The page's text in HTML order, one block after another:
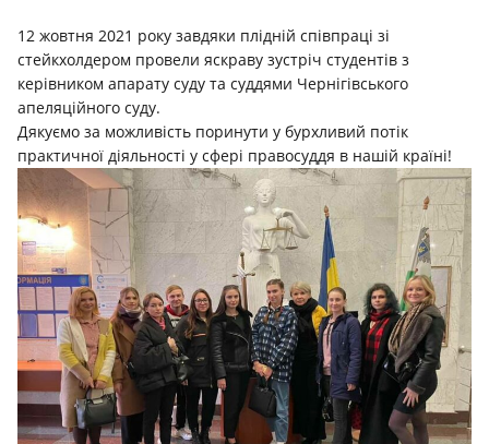
12 жовтня 2021 року завдяки плідній співпраці зі
стейкхолдером провели яскраву зустріч студентів з
керівником апарату суду та суддями Чернігівського
апеляційного суду.
Дякуємо за можливість поринути у бурхливий потік
практичної діяльності у сфері правосуддя в нашій країні!